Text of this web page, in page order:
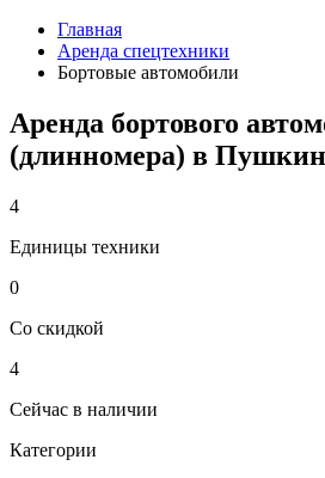
Главная
Аренда спецтехники
Бортовые автомобили
Аренда бортового
(длинномера) в
4
Единицы техники
0
Со скидкой
4
Сейчас в наличии
Категории